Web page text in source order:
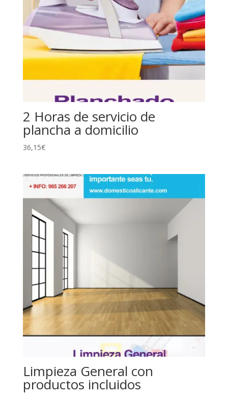
2 Horas de servicio de
plancha a domicilio
36,15€
Limpieza General con
productos incluidos